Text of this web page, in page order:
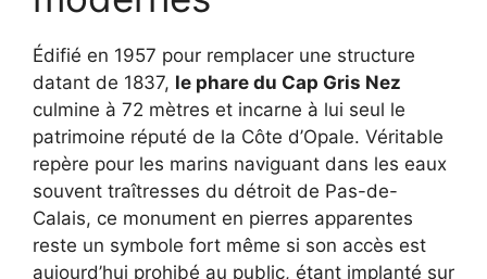
Édifié en 1957 pour remplacer une structure
datant de 1837, le phare du Cap Gris Nez
culmine à 72 mètres et incarne à lui seul le
patrimoine réputé de la Côte d’Opale. Véritable
repère pour les marins naviguant dans les eaux
souvent traîtresses du détroit de Pas-de-
Calais, ce monument en pierres apparentes
reste un symbole fort même si son accès est
aujourd’hui prohibé au public, étant implanté sur